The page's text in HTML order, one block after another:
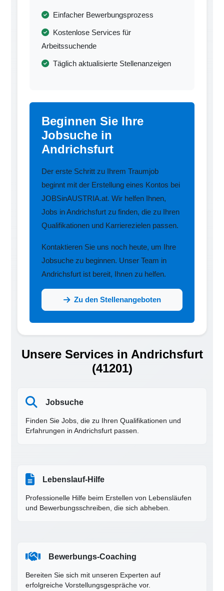
Einfacher Bewerbungsprozess
Kostenlose Services für
Arbeitssuchende
Täglich aktualisierte Stellenanzeigen
Beginnen Sie Ihre
Jobsuche in
Andrichsfurt
Der erste Schritt zu Ihrem Traumjob
beginnt mit der Erstellung eines Kontos bei
JOBSinAUSTRIA.at. Wir helfen Ihnen,
Jobs in Andrichsfurt zu finden, die zu Ihren
Qualifikationen und Karrierezielen passen.
Kontaktieren Sie uns noch heute, um Ihre
Jobsuche zu beginnen. Unser Team in
Andrichsfurt ist bereit, Ihnen zu helfen.
Zu den Stellenangeboten
Unsere Services in Andrichsfurt
(41201)
Jobsuche
Finden Sie Jobs, die zu Ihren Qualifikationen und
Erfahrungen in Andrichsfurt passen.
Lebenslauf-Hilfe
Professionelle Hilfe beim Erstellen von Lebensläufen
und Bewerbungsschreiben, die sich abheben.
Bewerbungs-Coaching
Bereiten Sie sich mit unseren Experten auf
erfolgreiche Vorstellungsgespräche vor.